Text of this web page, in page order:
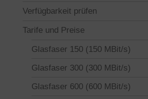
Verfügbarkeit prüfen
Tarife und Preise
Glasfaser 150 (150 MBit/s)
Glasfaser 300 (300 MBit/s)
Glasfaser 600 (600 MBit/s)